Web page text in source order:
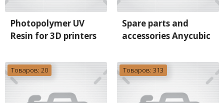
Photopolymer UV
Resin for 3D printers
Spare parts and
accessories Anycubic
Товаров: 20 Товаров: 313